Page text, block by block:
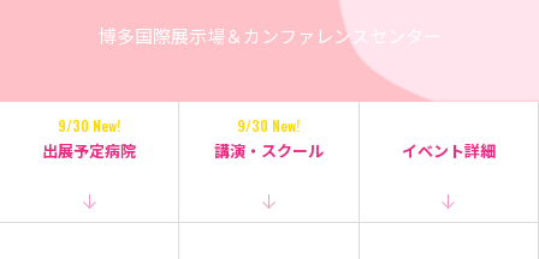
博多国際展示場＆カンファレンスセンター
9/30 New!
出展予定病院
9/30 New!
講演・スクール イベント詳細